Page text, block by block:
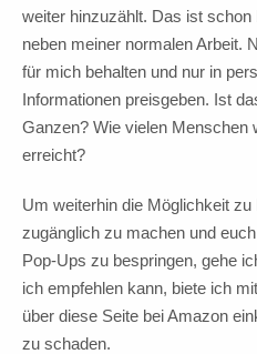
weiter hinzuzählt. Das ist
neben meiner normalen Arbeit.
für mich behalten und nur in
Informationen preisgeben. Ist
Ganzen? Wie vielen Menschen
erreicht?
Um weiterhin die Möglichkeit
zugänglich zu machen und
Pop-Ups zu bespringen, gehe
ich empfehlen kann, biete ich
über diese Seite bei Amazon
zu schaden.